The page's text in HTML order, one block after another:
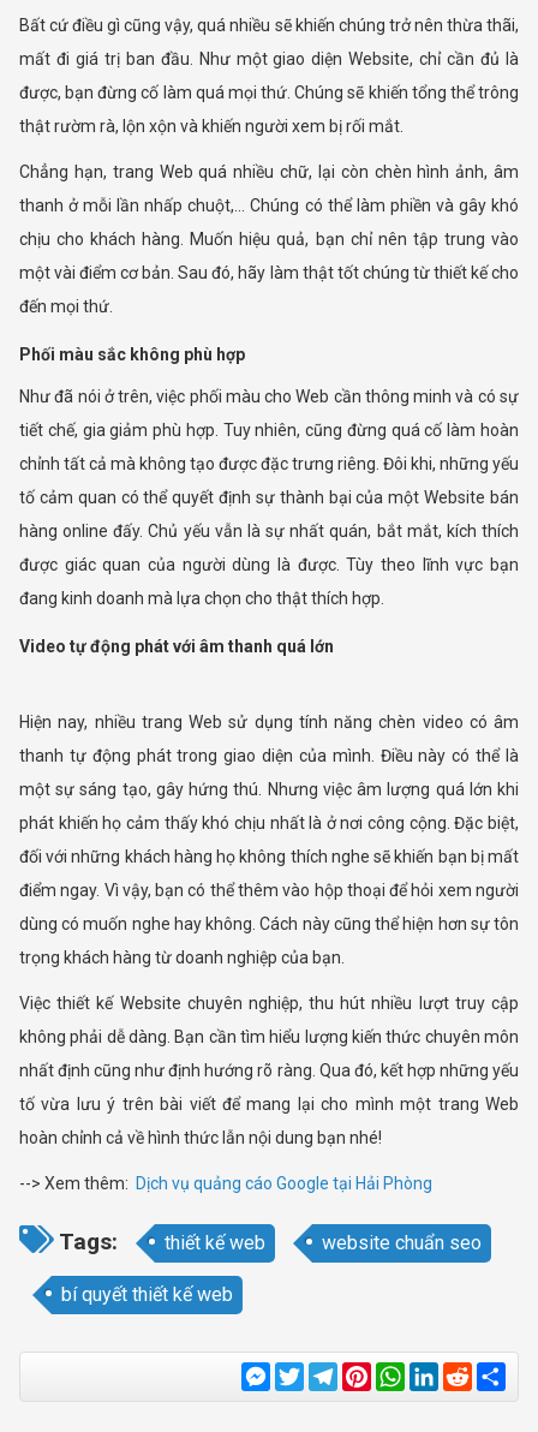
Bất cứ điều gì cũng vậy, quá nhiều sẽ khiến chúng trở nên thừa thãi,
mất đi giá trị ban đầu. Như một giao diện Website, chỉ cần đủ là
được, bạn đừng cố làm quá mọi thứ. Chúng sẽ khiến tổng thể trông
thật rườm rà, lộn xộn và khiến người xem bị rối mắt.
Chẳng hạn, trang Web quá nhiều chữ, lại còn chèn hình ảnh, âm
thanh ở mỗi lần nhấp chuột,… Chúng có thể làm phiền và gây khó
chịu cho khách hàng. Muốn hiệu quả, bạn chỉ nên tập trung vào
một vài điểm cơ bản. Sau đó, hãy làm thật tốt chúng từ thiết kế cho
đến mọi thứ.
Phối màu sắc không phù hợp
Như đã nói ở trên, việc phối màu cho Web cần thông minh và có sự
tiết chế, gia giảm phù hợp. Tuy nhiên, cũng đừng quá cố làm hoàn
chỉnh tất cả mà không tạo được đặc trưng riêng. Đôi khi, những yếu
tố cảm quan có thể quyết định sự thành bại của một Website bán
hàng online đấy. Chủ yếu vẫn là sự nhất quán, bắt mắt, kích thích
được giác quan của người dùng là được. Tùy theo lĩnh vực bạn
đang kinh doanh mà lựa chọn cho thật thích hợp.
Video tự động phát với âm thanh quá lớn
Hiện nay, nhiều trang Web sử dụng tính năng chèn video có âm
thanh tự động phát trong giao diện của mình. Điều này có thể là
một sự sáng tạo, gây hứng thú. Nhưng việc âm lượng quá lớn khi
phát khiến họ cảm thấy khó chịu nhất là ở nơi công cộng. Đặc biệt,
đối với những khách hàng họ không thích nghe sẽ khiến bạn bị mất
điểm ngay. Vì vậy, bạn có thể thêm vào hộp thoại để hỏi xem người
dùng có muốn nghe hay không. Cách này cũng thể hiện hơn sự tôn
trọng khách hàng từ doanh nghiệp của bạn.
Việc thiết kế Website chuyên nghiệp, thu hút nhiều lượt truy cập
không phải dễ dàng. Bạn cần tìm hiểu lượng kiến thức chuyên môn
nhất định cũng như định hướng rõ ràng. Qua đó, kết hợp những yếu
tố vừa lưu ý trên bài viết để mang lại cho mình một trang Web
hoàn chỉnh cả về hình thức lẫn nội dung bạn nhé!
--> Xem thêm: Dịch vụ quảng cáo Google tại Hải Phòng
Tags: thiết kế web website chuẩn seo
bí quyết thiết kế web
Messenger
TwitterTelegram
Pinterest
WhatsApp
LinkedIn
Reddit